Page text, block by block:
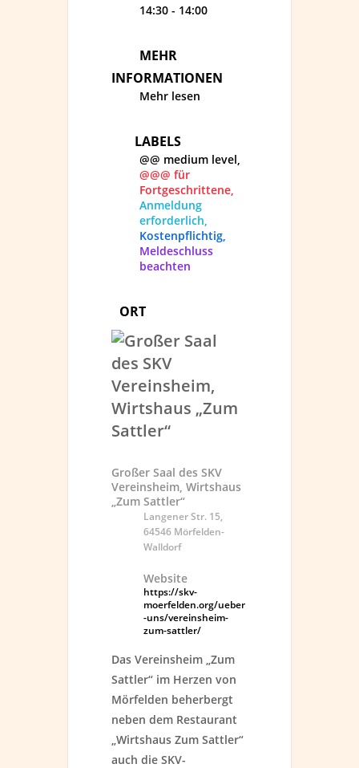
14:30 - 14:00
MEHR
INFORMATIONEN
Mehr lesen
LABELS
@@ medium level,
@@@ für
Fortgeschrittene,
Anmeldung
erforderlich,
Kostenpflichtig,
Meldeschluss
beachten
ORT
Großer Saal des SKV
Vereinsheim, Wirtshaus
„Zum Sattler“
Langener Str. 15,
64546 Mörfelden-
Walldorf
Website
https://skv-
moerfelden.org/ueber
-uns/vereinsheim-
zum-sattler/
Das Vereinsheim „Zum
Sattler“ im Herzen von
Mörfelden beherbergt
neben dem Restaurant
„Wirtshaus Zum Sattler“
auch die SKV-